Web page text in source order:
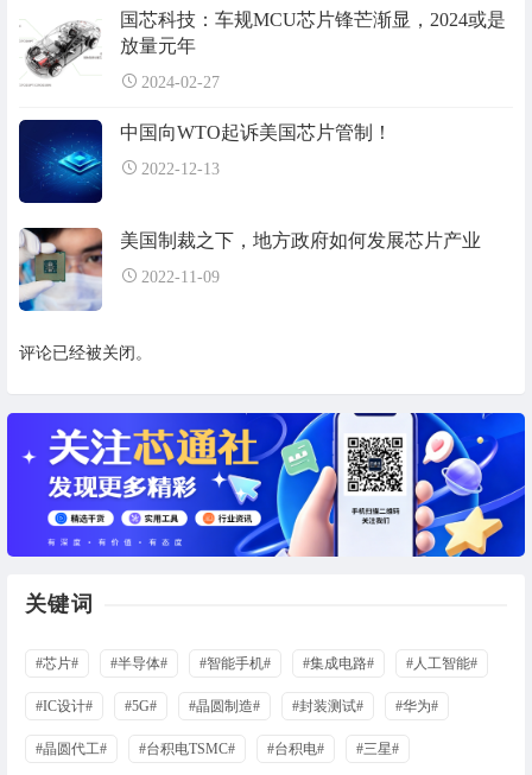
国芯科技：车规MCU芯片锋芒渐显，2024或是
放量元年
2024-02-27
中国向WTO起诉美国芯片管制！
2022-12-13
美国制裁之下，地方政府如何发展芯片产业
2022-11-09
评论已经被关闭。
关键词
#芯片# #半导体# #智能手机# #集成电路# #人工智能#
#IC设计# #5G# #晶圆制造# #封装测试# #华为#
#晶圆代工# #台积电TSMC# #台积电# #三星#